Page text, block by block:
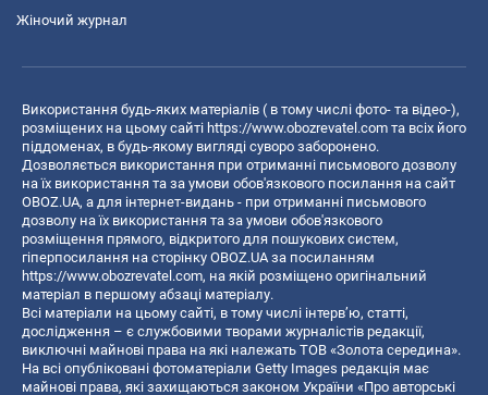
Жіночий журнал
Використання будь-яких матеріалів ( в тому числі фото- та відео-),
розміщених на цьому сайті https://www.obozrevatel.com та всіх його
піддоменах, в будь-якому вигляді суворо заборонено.
Дозволяється використання при отриманні письмового дозволу
на їх використання та за умови обов'язкового посилання на сайт
OBOZ.UA, а для інтернет-видань - при отриманні письмового
дозволу на їх використання та за умови обов'язкового
розміщення прямого, відкритого для пошукових систем,
гіперпосилання на сторінку OBOZ.UA за посиланням
https://www.obozrevatel.com, на якій розміщено оригінальний
матеріал в першому абзаці матеріалу.
Всі матеріали на цьому сайті, в тому числі інтерв’ю, статті,
дослідження – є службовими творами журналістів редакції,
виключні майнові права на які належать ТОВ «Золота середина».
На всі опубліковані фотоматеріали Getty Images редакція має
майнові права, які захищаються законом України «Про авторські